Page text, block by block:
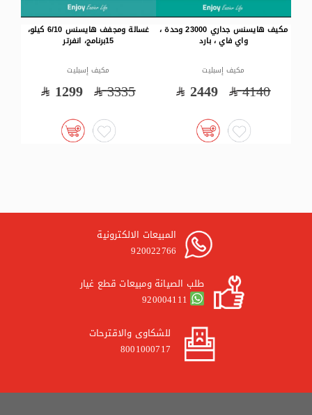
غسالة ومجفف هايسنس 6/10 كيلو،
15برنامج، انفرتر
مكيف إسبليت
3335
1299
غسالة هايسنس (12) كيلو، (14) برنامج،
انفرتر، واي فاي
مكيف إسبليت
4140
2599
المبيعات الالكترونية
920022766
طلب الصيانة ومبيعات قطع غيار
920004111
للشكاوى والاقترحات
8001000717